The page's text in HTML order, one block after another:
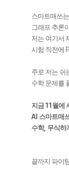
스마트매쓰
그래프 추론
저는 여기서
시험 직전에
주로 저는 쉬
수학 문제를
지금11 월에
AI 스마트매
수학, 무식하
끝까지 파이